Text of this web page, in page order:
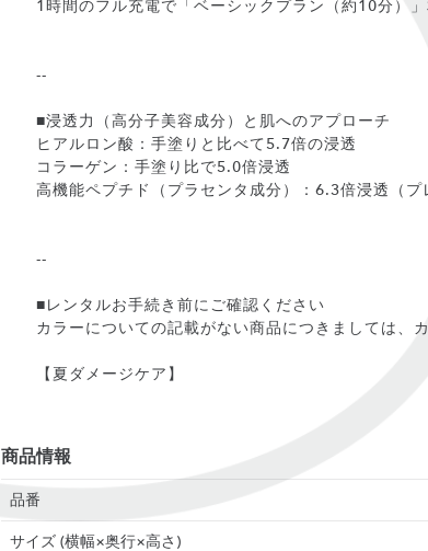
1時間のフル充電で「ベーシックプラン（約10分）
--
■浸透力（高分子美容成分）と肌へのアプローチ
ヒアルロン酸：手塗りと比べて5.7倍の浸透
コラーゲン：手塗り比で5.0倍浸透
高機能ペプチド（プラセンタ成分）：6.3倍浸透（プ
--
■レンタルお手続き前にご確認ください
カラーについての記載がない商品につきましては、
【夏ダメージケア】
商品情報
品番
サイズ (横幅×奥行×高さ)